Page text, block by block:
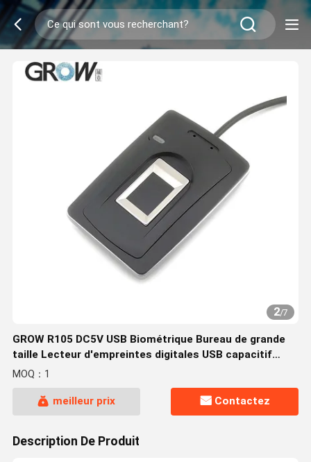
2/7
GROW R105 DC5V USB Biométrique Bureau de grande
taille Lecteur d'empreintes digitales USB capacitif
Avec SDK gratuit 1000 Capacité de support Android
MOQ：1
meilleur prix Contactez
Description De Produit